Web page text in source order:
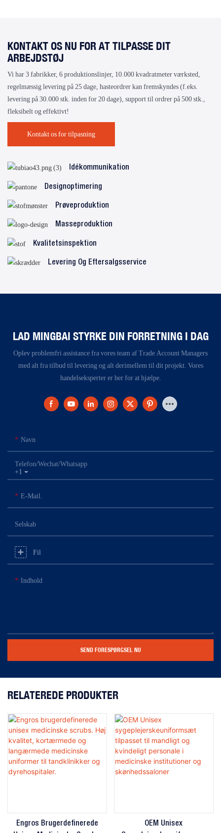
KONTAKT OS NU FOR AT TILPASSE DIT
ARBEJDSTØJ
Vi har 3 fabrikker, 6 produktionslinjer, 10.000 kvadratmeter værksted,
regelmæssig levering på 25 dage, hasteordrer kan fremskyndes (f.eks.
levering på 30.000 stk. inden for 20 dage), support til ordrer på 500 stk.,
fleksibelt og effektivt!
Kontakt os for tilpasning
Idékommunikation
Designoptimering
Prøveproduktion
Masseproduktion
Kvalitetsinspektion
Levering Og Eftersalgsservice
LAD MINGBAI STYRKE DIN FORRETNING I DAG
Oplev problemfri assistance fra vores team af Trade Account Managers
med alt fra tilbud til levering og alt derimellem til dit projekt. Vores
handelseksperter er her for at hjælpe.
Navn
+1
Telefon/Wechat/Whatsapp
E-Mail.
Selskab
Fil
Indhold
SEND FORESPØRGSEL NU
RELATEREDE PRODUKTER
Engros Brugerdefinerede
OEM Unisex